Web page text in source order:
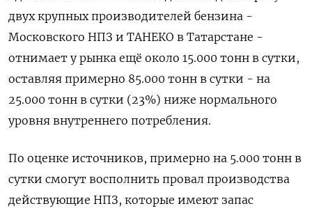
двух крупных ‌производителей бензина -
Московского НПЗ и ТАНЕКО в Татарстане -
отнимает у рынка ещё около 15.000 ​тонн в сутки,
оставляя примерно 85.000 тонн в сутки - на
25.000 тонн в сутки (23%) ‌ниже нормального
уровня внутреннего потребления.
По оценке источников, примерно на 5.000 тонн в
сутки смогут восполнить провал производства
действующие НПЗ, которые имеют запас